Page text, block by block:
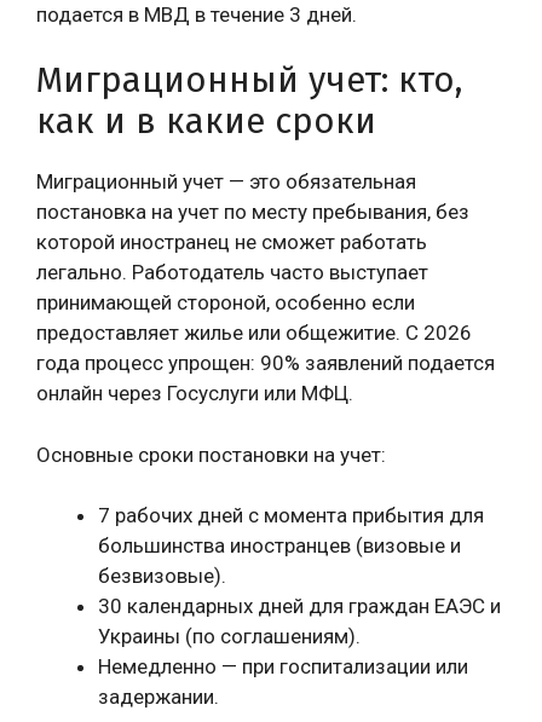
подается в МВД в течение 3 дней.
Миграционный учет: кто,
как и в какие сроки
Миграционный учет — это обязательная
постановка на учет по месту пребывания, без
которой иностранец не сможет работать
легально. Работодатель часто выступает
принимающей стороной, особенно если
предоставляет жилье или общежитие. С 2026
года процесс упрощен: 90% заявлений подается
онлайн через Госуслуги или МФЦ.
Основные сроки постановки на учет:
7 рабочих дней с момента прибытия для
большинства иностранцев (визовые и
безвизовые).
30 календарных дней для граждан ЕАЭС и
Украины (по соглашениям).
Немедленно — при госпитализации или
задержании.